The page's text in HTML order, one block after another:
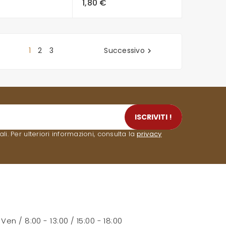
1,80 €
1 2 3 Successivo 
Per ulteriori informazioni, consulta la privacy
ISCRIVITI !
/ 8:00 - 13:00 / 15:00 - 18:00